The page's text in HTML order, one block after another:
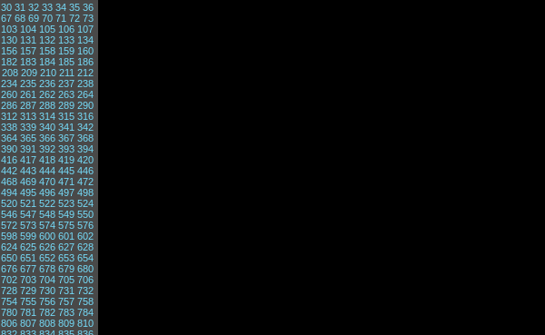
30 31 32 33 34 35 36
67 68 69 70 71 72 73
103 104 105 106 107
130 131 132 133 134
156 157 158 159 160
182 183 184 185 186
208 209 210 211 212
234 235 236 237 238
260 261 262 263 264
286 287 288 289 290
312 313 314 315 316
338 339 340 341 342
364 365 366 367 368
390 391 392 393 394
416 417 418 419 420
442 443 444 445 446
468 469 470 471 472
494 495 496 497 498
520 521 522 523 524
546 547 548 549 550
572 573 574 575 576
598 599 600 601 602
624 625 626 627 628
650 651 652 653 654
676 677 678 679 680
702 703 704 705 706
728 729 730 731 732
754 755 756 757 758
780 781 782 783 784
806 807 808 809 810